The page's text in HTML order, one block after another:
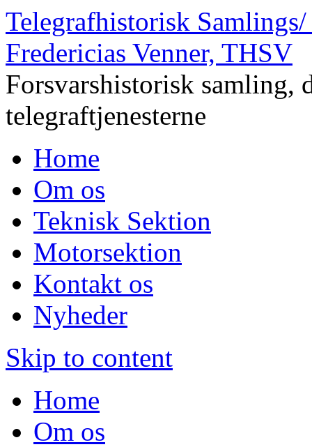
Telegrafhistorisk
Fredericias Venner, THSV
Forsvarshistorisk samling,
telegraftjenesterne
Home
Om os
Teknisk Sektion
Motorsektion
Kontakt os
Nyheder
Skip to content
Home
Om os